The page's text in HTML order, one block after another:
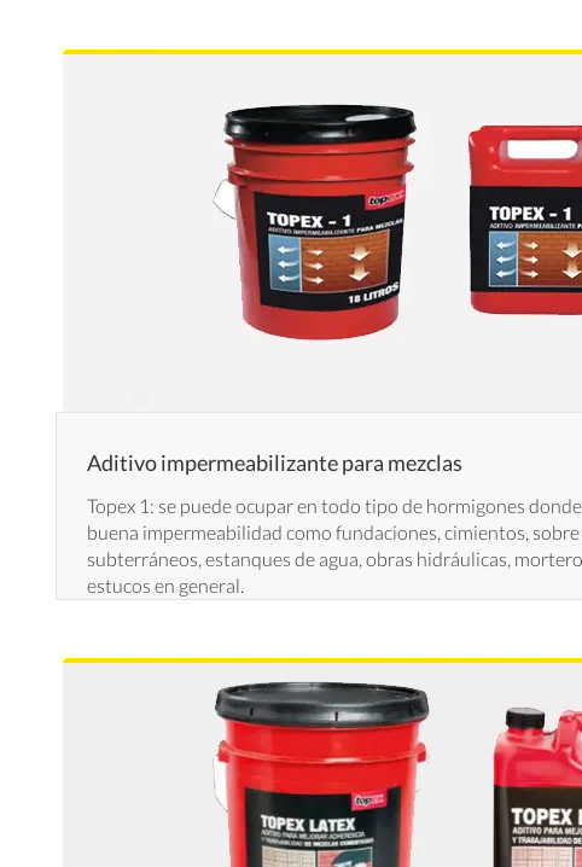
Aditivo impermeabilizante para mezclas
Topex 1: se puede ocupar en todo tipo de hormigones
buena impermeabilidad como fundaciones, cimientos,
subterráneos, estanques de agua, obras hidráulicas,
estucos en general.